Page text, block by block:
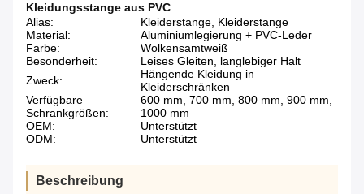
Kleidungsstange aus PVC
Alias:
Kleiderstange, Kleiderstange
Material:
Aluminiumlegierung + PVC-Leder
Farbe:
Wolkensamtweiß
Besonderheit:
Leises Gleiten, langlebiger Halt
Zweck:
Hängende Kleidung in
Kleiderschränken
Verfügbare
Schrankgrößen:
600 mm, 700 mm, 800 mm, 900 mm,
1000 mm
OEM:
Unterstützt
ODM:
Unterstützt
Beschreibung